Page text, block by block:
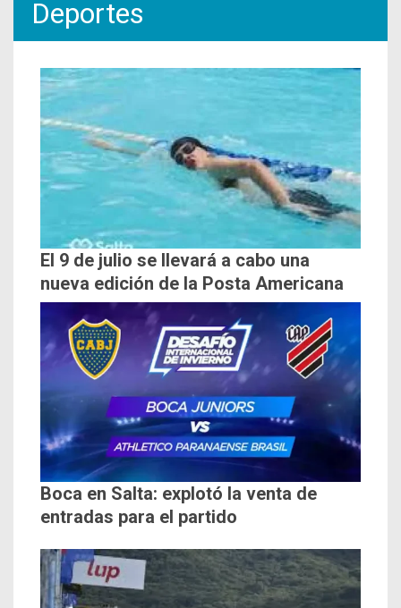
Deportes
El 9 de julio se llevará a cabo una
nueva edición de la Posta Americana
Boca en Salta: explotó la venta de
entradas para el partido